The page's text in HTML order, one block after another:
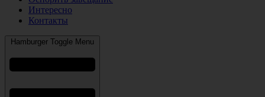
Интересно
Контакты
Hamburger Toggle Menu